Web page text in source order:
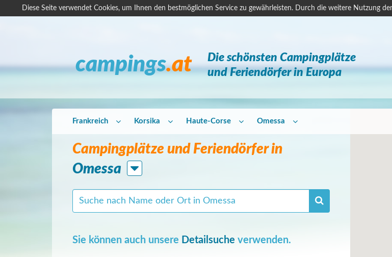
Diese Seite verwendet Cookies, um Ihnen den bestmöglichen Service zu gewährleisten. Durch die weitere Nutzung
campings.at
Die schönsten Campingplätze
und Feriendörfer in Europa
Campingplätze und Feriendörfer in
Omessa
Sie können auch unsere Detailsuche verwenden.
Frankreich Korsika Haute-Corse Omessa